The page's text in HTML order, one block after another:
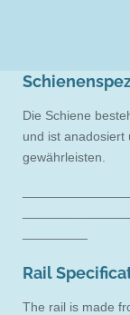
Die Schiene
und ist anadosiert
gewährleisten.
Rail
The rail is made